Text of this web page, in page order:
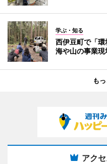
学ぶ・知る
西伊豆町で「
海や山の事業現
も
アク